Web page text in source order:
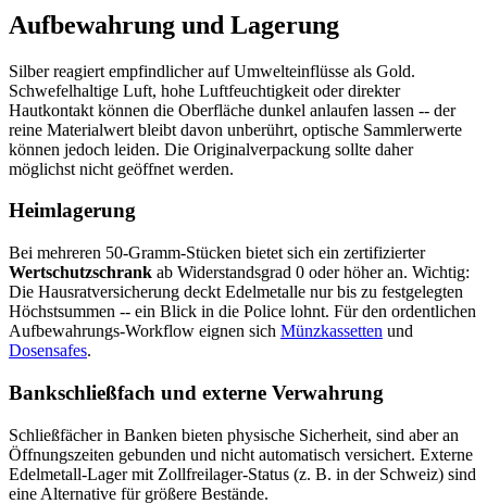
Aufbewahrung und Lagerung
Silber reagiert empfindlicher auf Umwelteinflüsse als Gold.
Schwefelhaltige Luft, hohe Luftfeuchtigkeit oder direkter
Hautkontakt können die Oberfläche dunkel anlaufen lassen -- der
reine Materialwert bleibt davon unberührt, optische Sammlerwerte
können jedoch leiden. Die Originalverpackung sollte daher
möglichst nicht geöffnet werden.
Heimlagerung
Bei mehreren 50-Gramm-Stücken bietet sich ein zertifizierter
Wertschutzschrank ab Widerstandsgrad 0 oder höher an. Wichtig:
Die Hausratversicherung deckt Edelmetalle nur bis zu festgelegten
Höchstsummen -- ein Blick in die Police lohnt. Für den ordentlichen
Aufbewahrungs-Workflow eignen sich Münzkassetten und
Dosensafes.
Bankschließfach und externe Verwahrung
Schließfächer in Banken bieten physische Sicherheit, sind aber an
Öffnungszeiten gebunden und nicht automatisch versichert. Externe
Edelmetall-Lager mit Zollfreilager-Status (z. B. in der Schweiz) sind
eine Alternative für größere Bestände.